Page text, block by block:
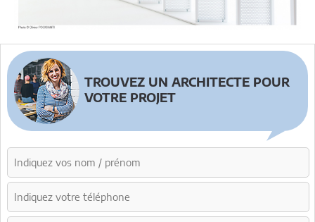
TROUVEZ UN ARCHITECTE POUR
VOTRE PROJET